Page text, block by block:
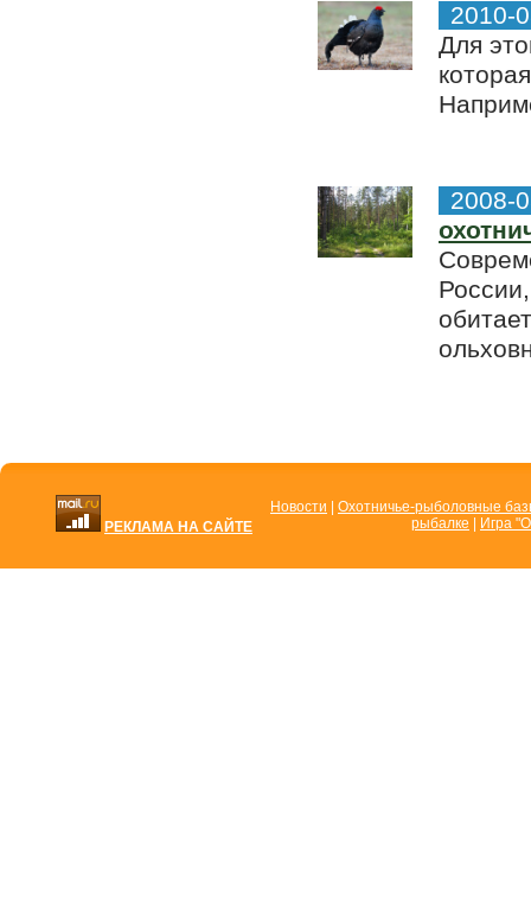
2010-
Для
2008-
РЕКЛАМА НА САЙТЕ
Новости
Охотничье-рыболовные
рыбалке
Игра